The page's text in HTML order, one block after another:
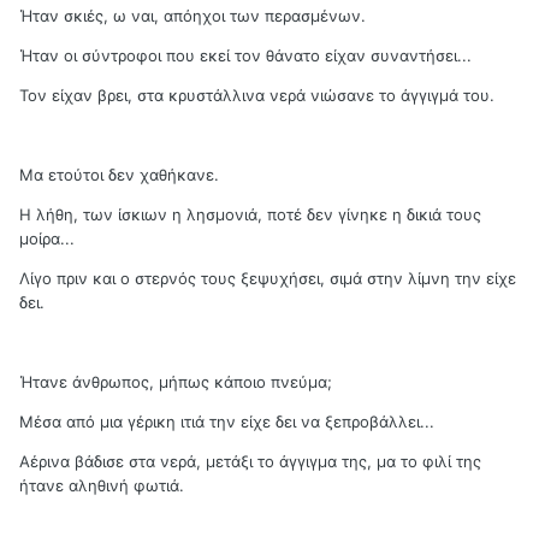
Ήταν σκιές, ω ναι, απόηχοι των περασμένων.
Ήταν οι σύντροφοι που εκεί τον θάνατο είχαν συναντήσει...
Τον είχαν βρει, στα κρυστάλλινα νερά νιώσανε το άγγιγμά του.
Μα ετούτοι δεν χαθήκανε.
Η λήθη, των ίσκιων η λησμονιά, ποτέ δεν γίνηκε η δικιά τους
μοίρα...
Λίγο πριν και ο στερνός τους ξεψυχήσει, σιμά στην λίμνη την είχε
δει.
Ήτανε άνθρωπος, μήπως κάποιο πνεύμα;
Μέσα από μια γέρικη ιτιά την είχε δει να ξεπροβάλλει...
Αέρινα βάδισε στα νερά, μετάξι το άγγιγμα της, μα το φιλί της
ήτανε αληθινή φωτιά.